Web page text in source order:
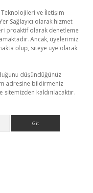
Teknolojileri ve İletişim
Sağlayıcı olarak hizmet
proaktif olarak denetleme
Ancak, üyelerimiz
olup, siteye üye olarak
düşündüğünüz
adresine bildirmeniz
kaldırılacaktır.